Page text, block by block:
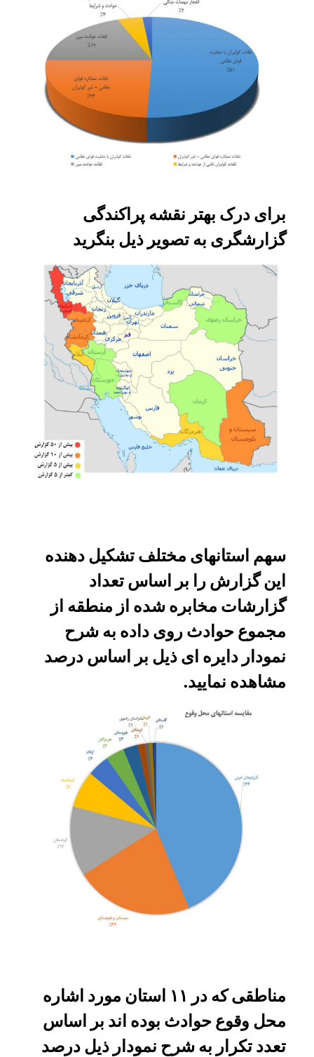
برای درک بهتر نقشه پراکندگی
گزارشگری به تصویر ذیل بنگرید
سهم استانهای مختلف تشکیل دهنده
این گزارش را بر اساس تعداد
گزارشات مخابره شده از منطقه از
مجموع حوادث روی داده به شرح
نمودار دایره ای ذیل بر اساس درصد
مشاهده نمایید.
مناطقی که در ۱۱ استان مورد اشاره
محل وقوع حوادث بوده اند بر اساس
تعدد تکرار به شرح نمودار ذیل درصد